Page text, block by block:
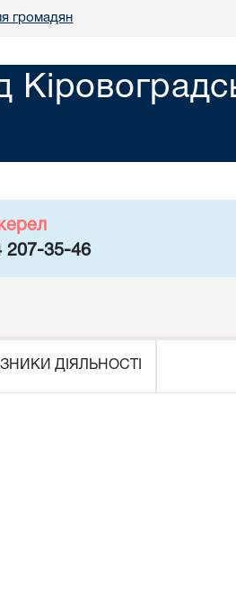
громадян
207-35-46
ДІЯЛЬНОСТІ